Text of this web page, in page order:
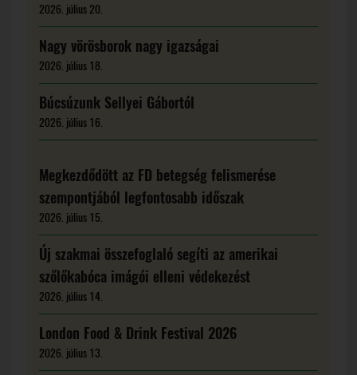
2026. július 20.
Nagy vörösborok nagy igazságai
2026. július 18.
Búcsúzunk Sellyei Gábortól
2026. július 16.
Megkezdődött az FD betegség felismerése
szempontjából legfontosabb időszak
2026. július 15.
Új szakmai összefoglaló segíti az amerikai
szőlőkabóca imágói elleni védekezést
2026. július 14.
London Food & Drink Festival 2026
2026. július 13.